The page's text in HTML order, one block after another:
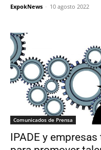
ExpokNews - 10 agosto 2022
Comunicados de Prensa
IPADE y